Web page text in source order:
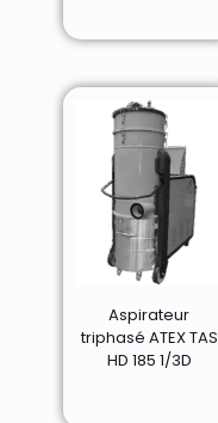
Aspirateur
triphasé ATEX TAS
HD 185 1/3D